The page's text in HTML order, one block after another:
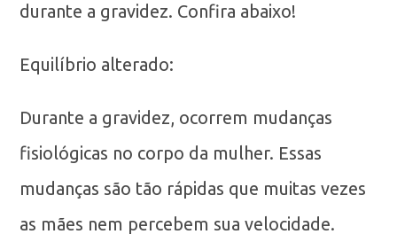
durante a gravidez. Confira abaixo!
Equilíbrio alterado:
Durante a gravidez, ocorrem mudanças
fisiológicas no corpo da mulher. Essas
mudanças são tão rápidas que muitas vezes
as mães nem percebem sua velocidade.